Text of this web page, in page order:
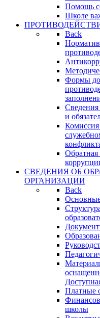
Помощь
Школе
Back
Формы
Сведения
и
Обратная
СВЕДЕНИЯ ОБ
ОРГАНИЗАЦИИ
Back
Платные
школы